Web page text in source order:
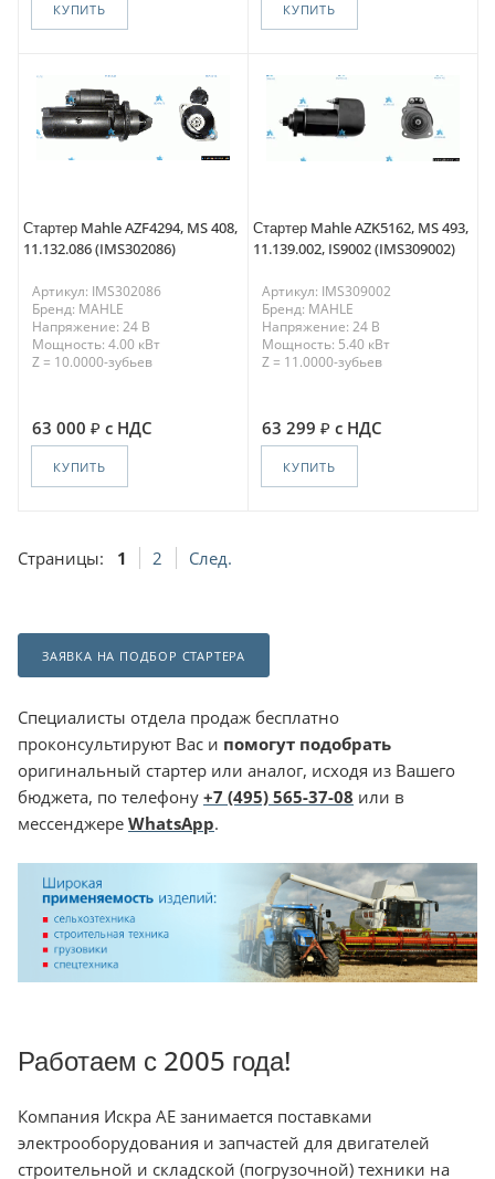
КУПИТЬ КУПИТЬ
Стартер Mahle AZF4294, MS 408,
11.132.086 (IMS302086)
Артикул: IMS302086
Бренд: MAHLE
Напряжение: 24 В
Мощность: 4.00 кВт
Z = 10.0000-зубьев
63 000 с НДС
КУПИТЬ
Стартер Mahle AZK5162, MS 493,
11.139.002, IS9002 (IMS309002)
Артикул: IMS309002
Бренд: MAHLE
Напряжение: 24 В
Мощность: 5.40 кВт
Z = 11.0000-зубьев
63 299 с НДС
КУПИТЬ
Страницы: 1 2 След.
ЗАЯВКА НА ПОДБОР СТАРТЕРА
Специалисты отдела продаж бесплатно
проконсультируют Вас и помогут подобрать
оригинальный стартер или аналог, исходя из Вашего
бюджета, по телефону +7 (495) 565-37-08 или в
мессенджере WhatsApp.
Работаем с 2005 года!
Компания Искра АЕ занимается поставками
электрооборудования и запчастей для двигателей
строительной и складской (погрузочной) техники на